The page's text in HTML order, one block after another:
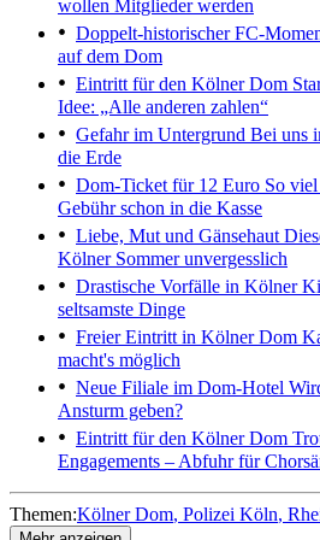
wollen Mitglieder werden
Doppelt-historischer FC-
auf dem Dom
Eintritt für den Kölner Dom
Idee: „Alle anderen zahlen“
Gefahr im Untergrund Bei uns
die Erde
Dom-Ticket für 12 Euro So
Gebühr schon in die Kasse
Liebe, Mut und Gänsehaut
Kölner Sommer unvergesslich
Drastische Vorfälle in Kölner
seltsamste Dinge
Freier Eintritt in Kölner Dom
macht's möglich
Neue Filiale im Dom-Hotel
Ansturm geben?
Eintritt für den Kölner Dom
Engagements – Abfuhr für
Themen:Kölner Dom Polizei Köln